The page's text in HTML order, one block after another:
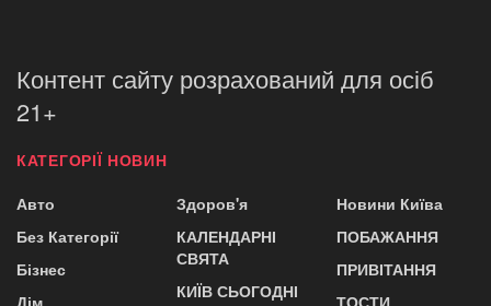
Контент сайту розрахований для осіб
21+
КАТЕГОРІЇ НОВИН
Авто
Без Категорії
Бізнес
Дім
Здоров'я
КАЛЕНДАРНІ
СВЯТА
КИЇВ СЬОГОДНІ
Новини Київа
ПОБАЖАННЯ
ПРИВІТАННЯ
ТОСТИ